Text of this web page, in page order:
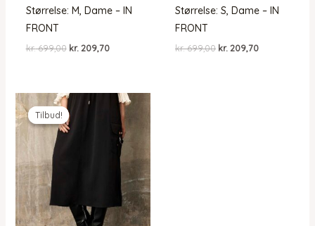
Størrelse: M, Dame – IN
FRONT
kr.699,00 Den
kr. 699,00.
kr. 209,70Den
kr. 209,70.
Størrelse: S, Dame – IN
FRONT
kr.699,00 Den
kr. 209,70Den
Tilbud!
Tilbud!